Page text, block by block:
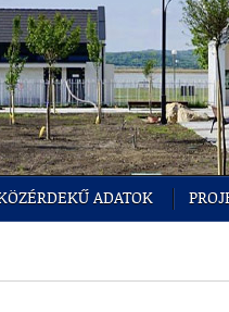
ADATOK